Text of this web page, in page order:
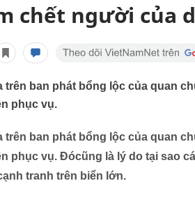
chết người của
trên ban phát bổng lộc của quan
phục vụ.
trên ban phát bổng lộc của quan
phục vụ. Đócũng là lý do tại sao
tranh trên biển lớn.